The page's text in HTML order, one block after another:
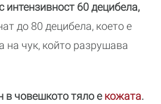
интензивност 60 децибела,
до 80 децибела, което е
на чук, който разрушава
в човешкото тяло екожата.